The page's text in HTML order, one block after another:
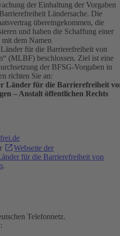
der Einhaltung der Vorgaben
Ländersache. Die
übereingekommen, die
und haben die Schaffung einer
dem Namen
für die Barrierefreiheit von
(MLBF) beschlossen. Ziel ist eine
der BFSG-Vorgaben in
richten Sie an:
Länder für die Barrierefreiheit
– Anstalt öffentlichen Rechts
Webseite der
für die Barrierefreiheit von
.
Telefonnetz.